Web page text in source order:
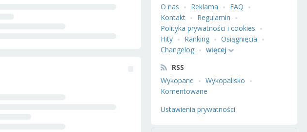
O nas
Reklama
FAQ
Kontakt
Regulamin
Polityka prywatności i cookies
Hity
Ranking
Osiągnięcia
Changelog
więcej
RSS
Wykopane
Wykopalisko
Komentowane
Ustawienia prywatności